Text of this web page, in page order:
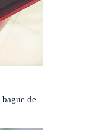
bague de